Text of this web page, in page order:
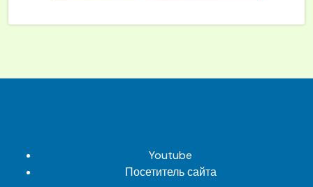
Youtube
Посетитель сайта